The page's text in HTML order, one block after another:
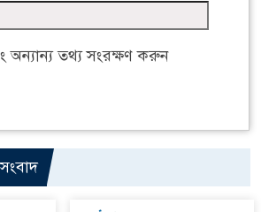
অন্যান্য তথ্য সংরক্ষণ করুন